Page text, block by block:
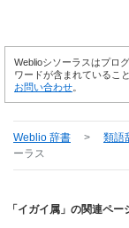
Weblioシソーラスはプロ
ワードが含まれているこ
お問い合わせ
Weblio 辞書 > 類語
ーラス
「イガイ属」の関連ペー